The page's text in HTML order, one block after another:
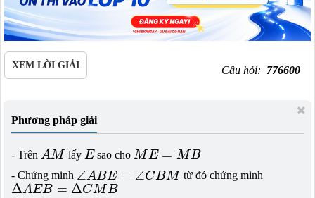
XEM LỜI GIẢI Câu hỏi: 776600
Phương pháp giải
- Trên AM
A M lấy E
Esao choME = MB
ME= B
- Chứng minh ∠ABE = ∠CBM
∠ A BE= CBM từ đó chứng minh
ΔAEB = ΔCMB
ΔAEB=ΔCMB